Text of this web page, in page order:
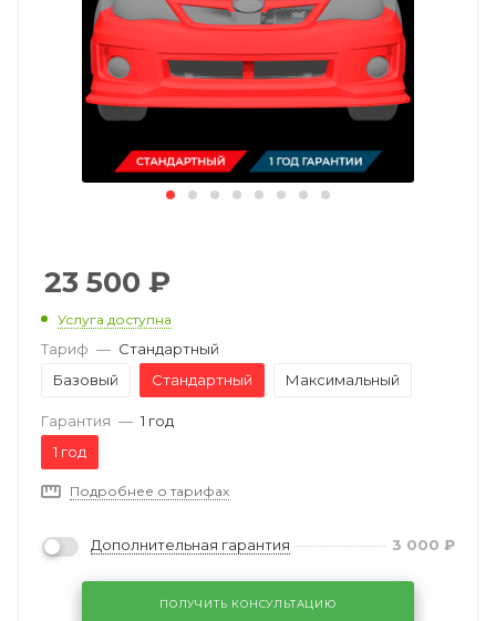
23 500 ₽
Услуга доступна
Тариф — Стандартный
Базовый
Стандартный Максимальный
Гарантия — 1 год
1 год
Подробнее о тарифах
Дополнительная гарантия 3 000 ₽
ПОЛУЧИТЬ КОНСУЛЬТАЦИЮ